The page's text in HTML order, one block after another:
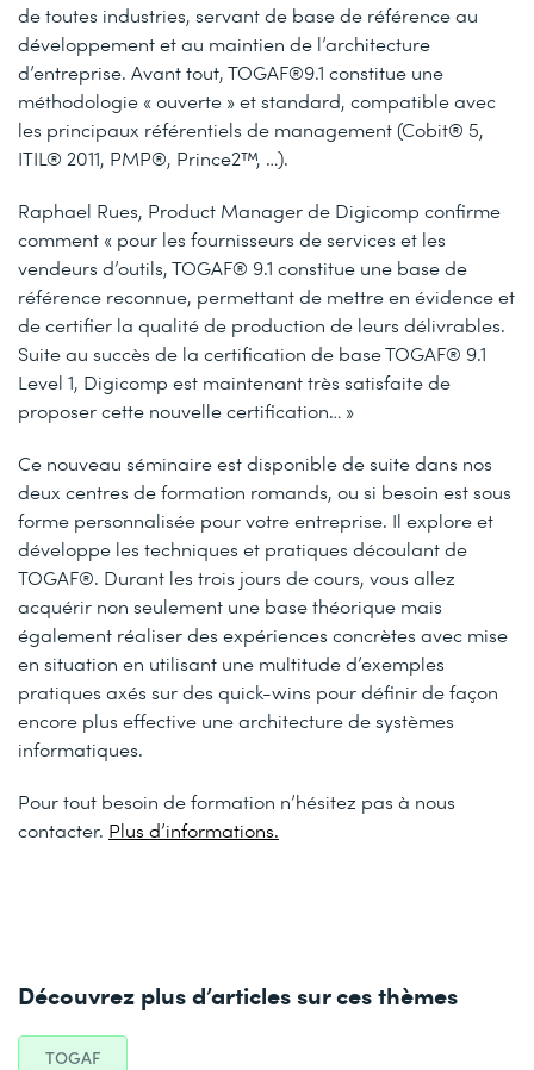
de toutes industries, servant de base de référence au
développement et au maintien de l’architecture
d’entreprise. Avant tout, TOGAF®9.1 constitue une
méthodologie « ouverte » et standard, compatible avec
les principaux référentiels de management (Cobit® 5,
ITIL® 2011, PMP®, Prince2™, …).
Raphael Rues, Product Manager de Digicomp confirme
comment « pour les fournisseurs de services et les
vendeurs d’outils, TOGAF® 9.1 constitue une base de
référence reconnue, permettant de mettre en évidence et
de certifier la qualité de production de leurs délivrables.
Suite au succès de la certification de base TOGAF® 9.1
Level 1, Digicomp est maintenant très satisfaite de
proposer cette nouvelle certification… »
Ce nouveau séminaire est disponible de suite dans nos
deux centres de formation romands, ou si besoin est sous
forme personnalisée pour votre entreprise. Il explore et
développe les techniques et pratiques découlant de
TOGAF®. Durant les trois jours de cours, vous allez
acquérir non seulement une base théorique mais
également réaliser des expériences concrètes avec mise
en situation en utilisant une multitude d’exemples
pratiques axés sur des quick-wins pour définir de façon
encore plus effective une architecture de systèmes
informatiques.
Pour tout besoin de formation n’hésitez pas à nous
contacter. Plus d’informations.
Découvrez plus d’articles sur ces thèmes
TOGAF